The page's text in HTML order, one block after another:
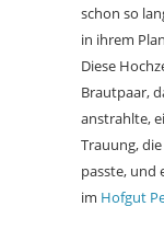
schon so
in ihrem
Diese
Brautpaar,
anstrahlte,
Trauung,
passte, und
im Hofgut